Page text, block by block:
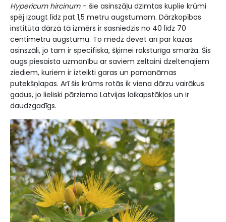
Hypericum hircinum– šie asinszāļu dzimtas kuplie krūmi
spēj izaugt līdz pat 1,5 metru augstumam. Dārzkopības
institūta dārzā tā izmērs ir sasniedzis no 40 līdz 70
centimetru augstumu. To mēdz dēvēt arī par kazas
asinszāli, jo tam ir specifiska, šķirnei raksturīga smarža. Šis
augs piesaista uzmanību ar saviem zeltaini dzeltenajiem
ziediem, kuriem ir izteikti garas un pamanāmas
putekšņlapas. Arī šis krūms rotās ik viena dārzu vairākus
gadus, jo lieliski pārziemo Latvijas laikapstākļos un ir
daudzgadīgs.